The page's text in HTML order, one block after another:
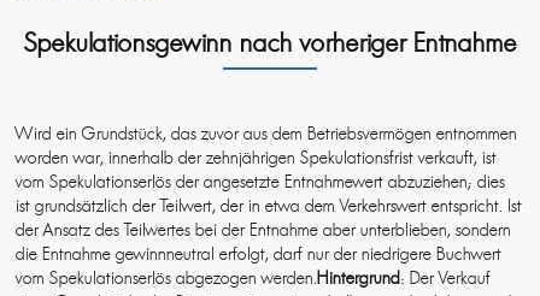
Spekulationsgewinn nach vorheriger Entnahme
Wird ein Grundstück, das zuvor aus dem Betriebsvermögen entnommen
worden war, innerhalb der zehnjährigen Spekulationsfrist verkauft, ist
vom Spekulationserlös der angesetzte Entnahmewert abzuziehen; dies
ist grundsätzlich der Teilwert, der in etwa dem Verkehrswert entspricht. Ist
der Ansatz des Teilwertes bei der Entnahme aber unterblieben, sondern
die Entnahme gewinnneutral erfolgt, darf nur der niedrigere Buchwert
vom Spekulationserlös abgezogen werden.Hintergrund: Der Verkauf